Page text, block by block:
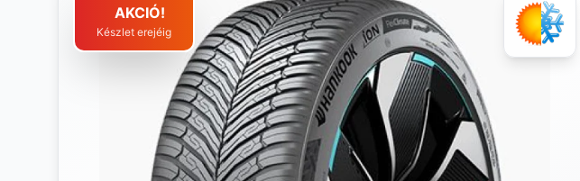
AKCIÓ!
Készlet erejéig